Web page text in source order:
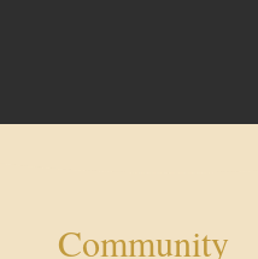
Community